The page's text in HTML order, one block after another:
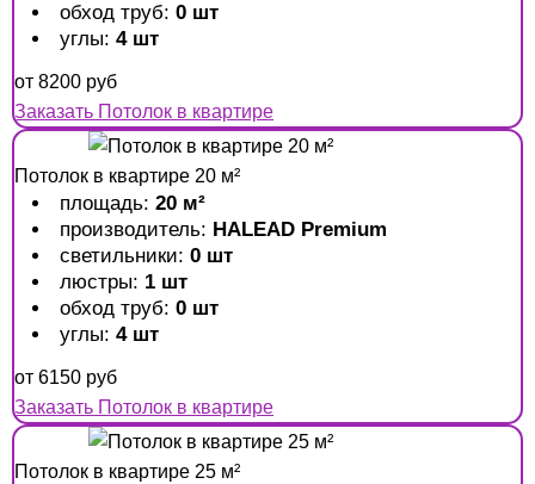
обход труб: 0 шт
углы: 4 шт
от 8200 руб
Заказать Потолок в квартире
Потолок в квартире 20 м²
площадь: 20 м²
производитель: HALEAD Premium
светильники: 0 шт
люстры: 1 шт
обход труб: 0 шт
углы: 4 шт
от 6150 руб
Заказать Потолок в квартире
Потолок в квартире 25 м²